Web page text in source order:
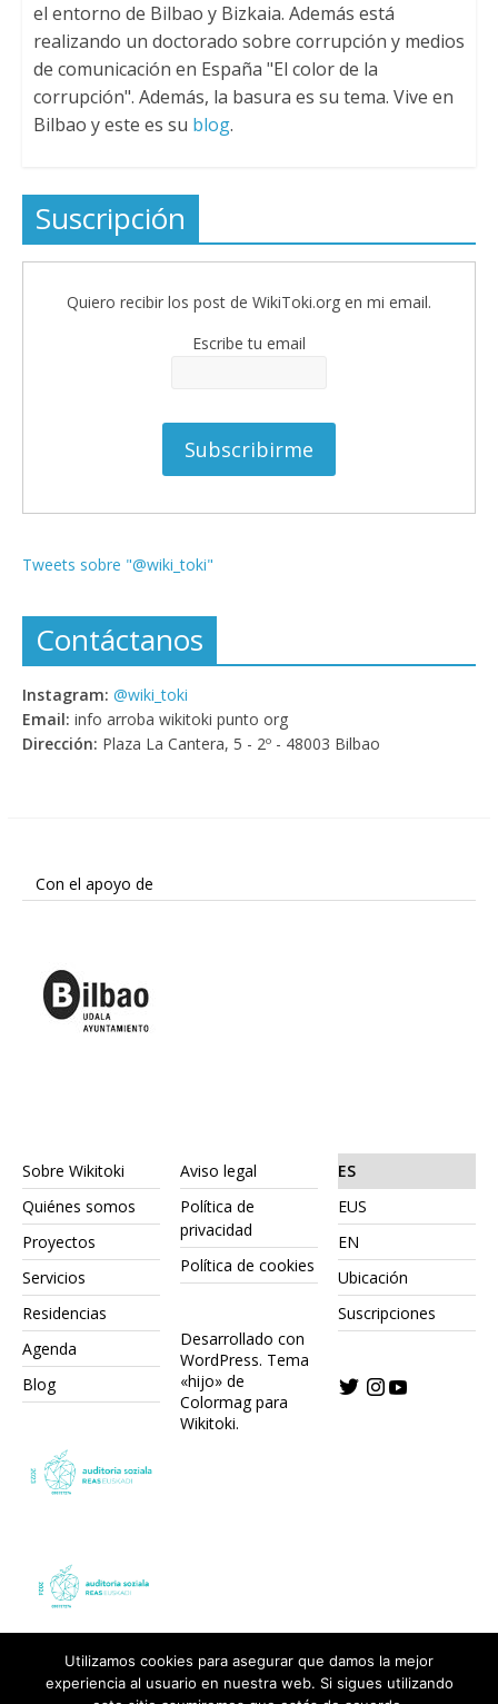
el entorno de Bilbao y Bizkaia. Además está
realizando un doctorado sobre corrupción y medios
de comunicación en España "El color de la
corrupción". Además, la basura es su tema. Vive en
Bilbao y este es su blog.
Suscripción
Quiero recibir los post de WikiToki.org en mi email.
Escribe tu email
Tweets sobre "@wiki_toki"
Contáctanos
Instagram: @wiki_toki
Email: info arroba wikitoki punto org
Dirección: Plaza La Cantera, 5 - 2º - 48003 Bilbao
Con el apoyo de
Sobre Wikitoki
Quiénes somos
Proyectos
Servicios
Residencias
Agenda
Blog
Aviso legal
Política de
privacidad
Política de cookies
Desarrollado con
WordPress. Tema
«hijo» de
Colormag para
Wikitoki.
ES
EUS
EN
Ubicación
Suscripciones
Utilizamos cookies para asegurar que damos la mejor
experiencia al usuario en nuestra web. Si sigues utilizando